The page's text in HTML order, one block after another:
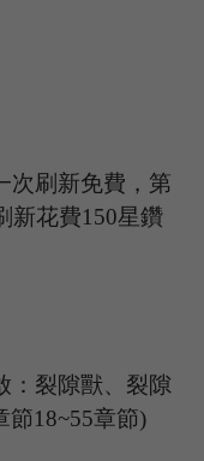
次刷新免費，第
新花費150星鑽
：裂隙獸、裂隙
節18~55章節)